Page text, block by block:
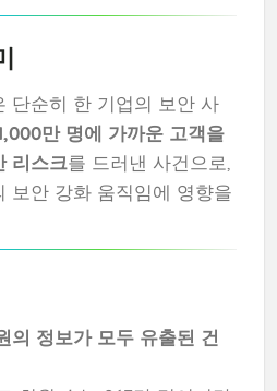
단순히 한 기업의 보안 사
만 명에 가까운 고객을
리스크를 드러낸 사건으로,
보안 강화 움직임에 영향을
의 정보가 모두 유출된 건